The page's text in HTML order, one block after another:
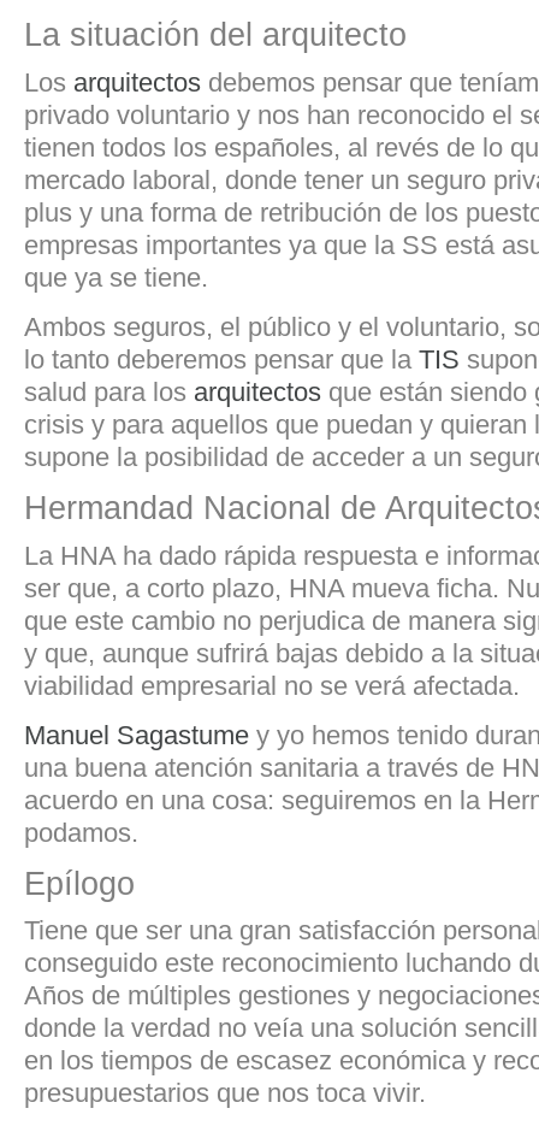
La situación del arquitecto
Los arquitectos debemos pensar que
privado voluntario y nos han reconocido el
tienen todos los españoles, al revés de lo
mercado laboral, donde tener un seguro
plus y una forma de retribución de los
empresas importantes ya que la SS está
que ya se tiene.
Ambos seguros, el público y el voluntario,
lo tanto deberemos pensar que la TIS
salud para los arquitectos que están siendo
crisis y para aquellos que puedan y quieran
supone la posibilidad de acceder a un
Hermandad Nacional de
La HNA ha dado rápida respuesta e
ser que, a corto plazo, HNA mueva ficha.
que este cambio no perjudica de manera
y que, aunque sufrirá bajas debido a la
viabilidad empresarial no se verá afectada.
Manuel Sagastume y yo hemos tenido
una buena atención sanitaria a través de
acuerdo en una cosa: seguiremos en la
podamos.
Epílogo
Tiene que ser una gran satisfacción
conseguido este reconocimiento luchando
Años de múltiples gestiones y
donde la verdad no veía una solución
en los tiempos de escasez económica y
presupuestarios que nos toca vivir.